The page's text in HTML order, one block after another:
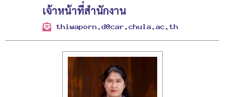
เจ้าหน้าที่สำนักงาน